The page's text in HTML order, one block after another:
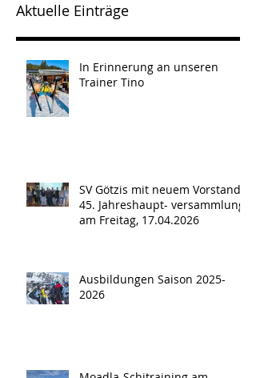
Aktuelle Einträge
In Erinnerung an unseren
Trainer Tino
SV Götzis mit neuem Vorstand -
45. Jahreshaupt- versammlung
am Freitag, 17.04.2026
Ausbildungen Saison 2025-
2026